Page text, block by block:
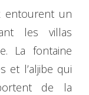
entourent un
les villas
La fontaine
et l’aljibe qui
de la